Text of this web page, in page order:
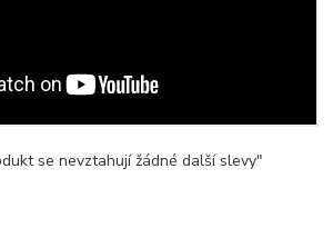
se nevztahují žádné další slevy"